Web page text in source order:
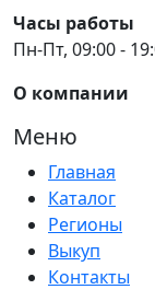
Часы работы
Пн-Пт, 09:00 -
О компании
Меню
Главная
Каталог
Регионы
Выкуп
Контакты